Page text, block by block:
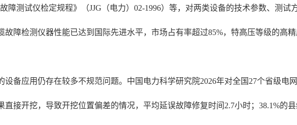
障测试仪检定规程》（JJG（电力）02-1996）等，对两类设备的技术参数、测试
障检测仪器性能已达到国际先进水平，市场占有率超过85%，特高压等级的高
备应用仍存在较多不规范问题。中国电力科学研究院2026年对全国27个省级电
接开挖，导致开挖位置偏差的情况，平均延误故障修复时间2.7小时；38.1%的